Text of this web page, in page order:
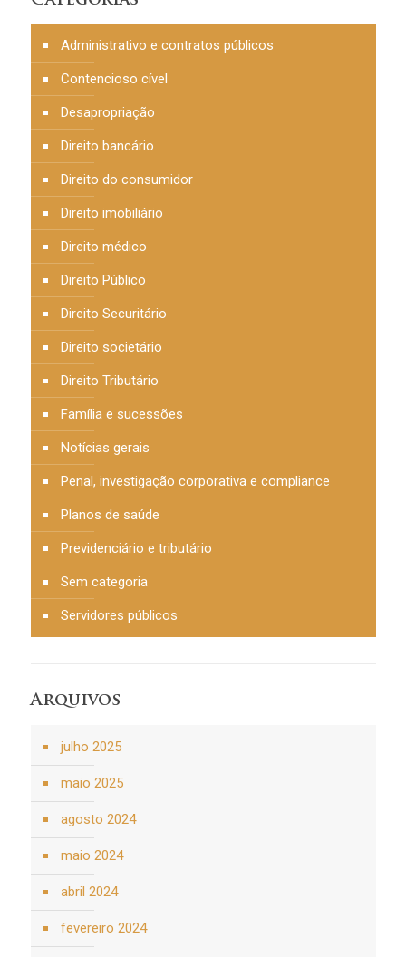
Administrativo e contratos públicos
Contencioso cível
Desapropriação
Direito bancário
Direito do consumidor
Direito imobiliário
Direito médico
Direito Público
Direito Securitário
Direito societário
Direito Tributário
Família e sucessões
Notícias gerais
Penal, investigação corporativa e compliance
Planos de saúde
Previdenciário e tributário
Sem categoria
Servidores públicos
Arquivos
julho 2025
maio 2025
agosto 2024
maio 2024
abril 2024
fevereiro 2024